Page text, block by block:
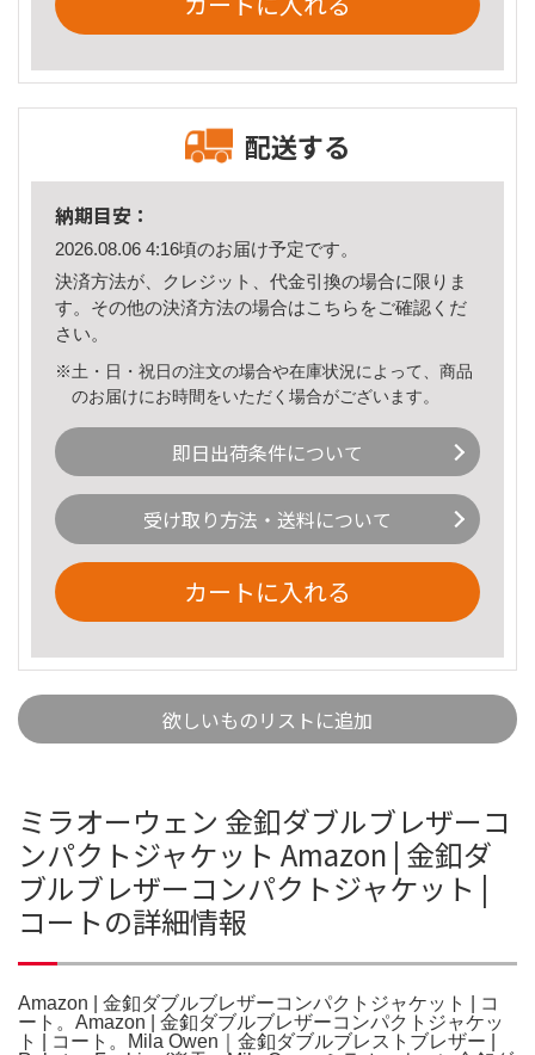
配送する
納期目安：
2026.08.06 4:16頃のお届け予定です。
決済方法が、クレジット、代金引換の場合に限りま
す。その他の決済方法の場合はこちら をご確認くだ
さい。
※土・日・祝日の注文の場合や在庫状況によって、商品
のお届けにお時間をいただく場合がございます。
即日出荷条件について
受け取り方法・送料について
カートに入れる
欲しいものリストに追加
ミラオーウェン 金釦ダブルブレザーコ
ンパクトジャケット Amazon | 金釦ダ
ブルブレザーコンパクトジャケット |
コートの詳細情報
Amazon | 金釦ダブルブレザーコンパクトジャケット | コ
ート。Amazon | 金釦ダブルブレザーコンパクトジャケッ
ト | コート。Mila Owen｜金釦ダブルブレストブレザー |